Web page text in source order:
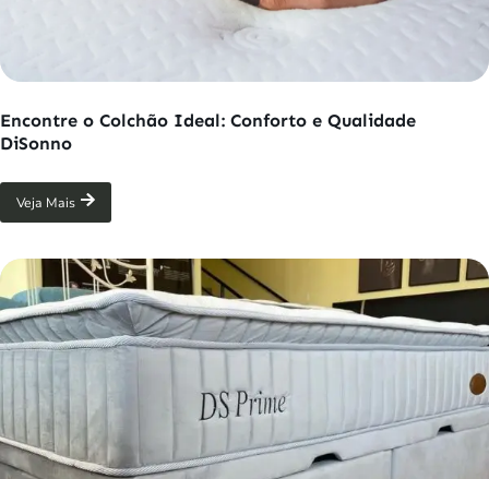
Encontre o Colchão Ideal: Conforto e Qualidade
DiSonno
Veja Mais